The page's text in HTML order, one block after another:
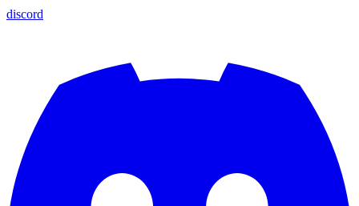
discord